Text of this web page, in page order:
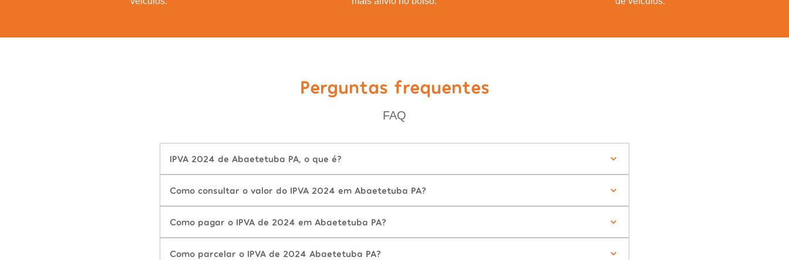
Perguntas frequentes
FAQ
IPVA 2024 de Abaetetuba PA, o que é?
Como consultar o valor do IPVA 2024 em Abaetetuba PA?
Como pagar o IPVA de 2024 em Abaetetuba PA?
Como parcelar o IPVA de 2024 Abaetetuba PA?